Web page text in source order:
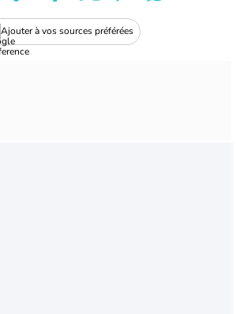
Ajouter à vos sources préférées